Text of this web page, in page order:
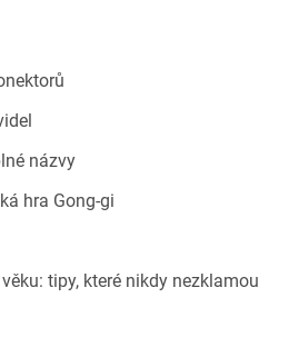
názvy
hra Gong-gi
tipy, které nikdy nezklamou